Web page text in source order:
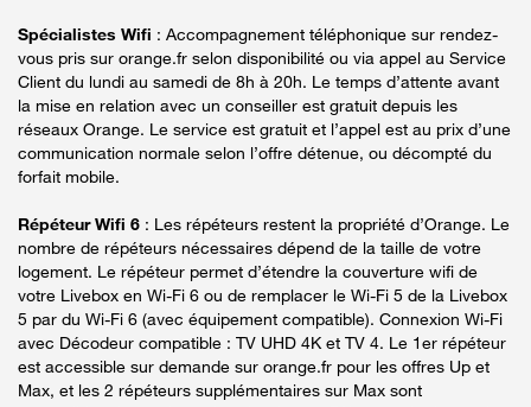
Spécialistes Wifi : Accompagnement téléphonique sur rendez-
vous pris sur orange.fr selon disponibilité ou via appel au Service
Client du lundi au samedi de 8h à 20h. Le temps d’attente avant
la mise en relation avec un conseiller est gratuit depuis les
réseaux Orange. Le service est gratuit et l’appel est au prix d’une
communication normale selon l’offre détenue, ou décompté du
forfait mobile.
Répéteur Wifi 6 : Les répéteurs restent la propriété d’Orange. Le
nombre de répéteurs nécessaires dépend de la taille de votre
logement. Le répéteur permet d’étendre la couverture wifi de
votre Livebox en Wi-Fi 6 ou de remplacer le Wi-Fi 5 de la Livebox
5 par du Wi-Fi 6 (avec équipement compatible). Connexion Wi-Fi
avec Décodeur compatible : TV UHD 4K et TV 4. Le 1er répéteur
est accessible sur demande sur orange.fr pour les offres Up et
Max, et les 2 répéteurs supplémentaires sur Max sont